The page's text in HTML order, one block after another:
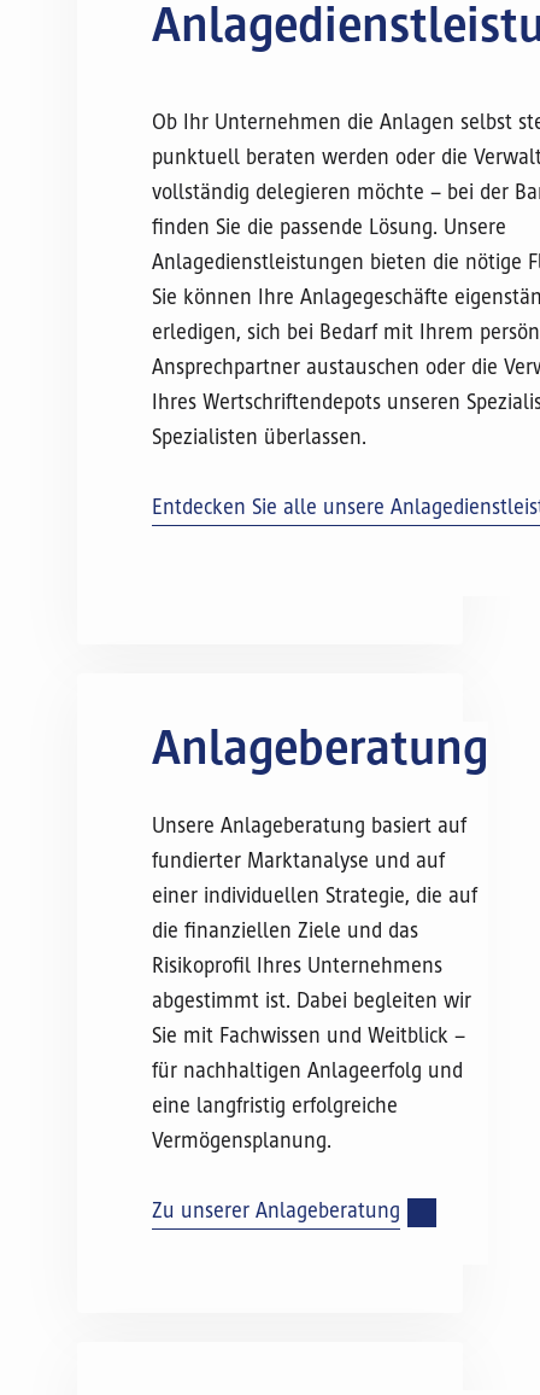
Ob Ihr Unternehmen die Anlagen selbst
punktuell beraten werden oder die
vollständig delegieren möchte – bei der
finden Sie die passende Lösung. Unsere
Anlagedienstleistungen bieten die nötige
Sie können Ihre Anlagegeschäfte
erledigen, sich bei Bedarf mit Ihrem
Ansprechpartner austauschen oder die
Ihres Wertschriftendepots unseren
Spezialisten überlassen.
Entdecken Sie alle unsere
Anlageberatung
Unsere Anlageberatung basiert auf
fundierter Marktanalyse und auf
einer individuellen Strategie, die auf
die finanziellen Ziele und das
Risikoprofil Ihres Unternehmens
abgestimmt ist. Dabei begleiten wir
Sie mit Fachwissen und Weitblick –
für nachhaltigen Anlageerfolg und
eine langfristig erfolgreiche
Vermögensplanung.
Zu unserer Anlageberatung